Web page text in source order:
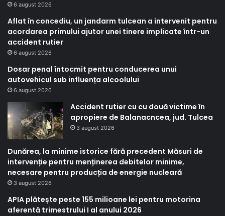
6 august 2026
Aflat în concediu, un jandarm tulcean a intervenit pentru
acordarea primului ajutor unei tinere implicate într-un
accident rutier
6 august 2026
Dosar penal întocmit pentru conducerea unui
autovehicul sub influența alcoolului
6 august 2026
Accident rutier cu cu două victime în
apropiere de Balanacncea, jud. Tulcea
3 august 2026
Dunărea, la minime istorice fără precedent Măsuri de
intervenție pentru menținerea debitelor minime,
necesare pentru producția de energie nucleară
3 august 2026
APIA plătește peste 155 milioane lei pentru motorina
aferentă trimestrului I al anului 2026